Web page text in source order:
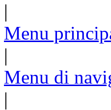
|
Menu
|
Menu di
|